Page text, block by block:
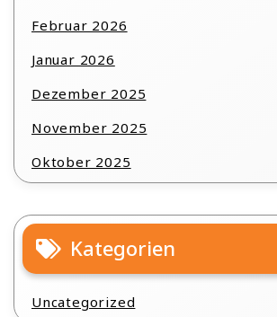
Februar 2026
Januar 2026
Dezember 2025
November 2025
Oktober 2025
Kategorien
Uncategorized